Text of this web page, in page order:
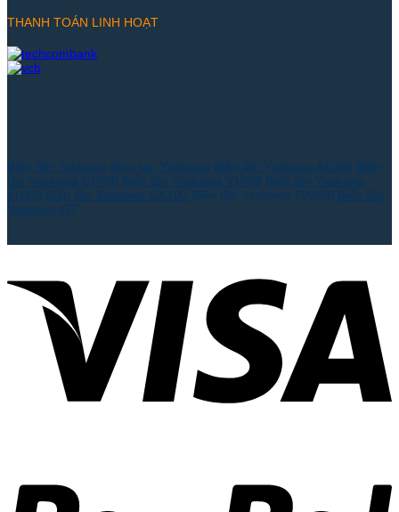
THANH TOÁN LINH HOẠT
Biến tần Yaskawa Bien tan Yaskawa Biến tần Yaskawa A1000 Biến
tần Yaskawa E1000 Biến tần Yaskawa V1000 Biến tần Yaskawa
J1000 Biến tần Yaskawa GA700 Biến tần Yaskawa GA500 Biến tần
Yaskawa G7